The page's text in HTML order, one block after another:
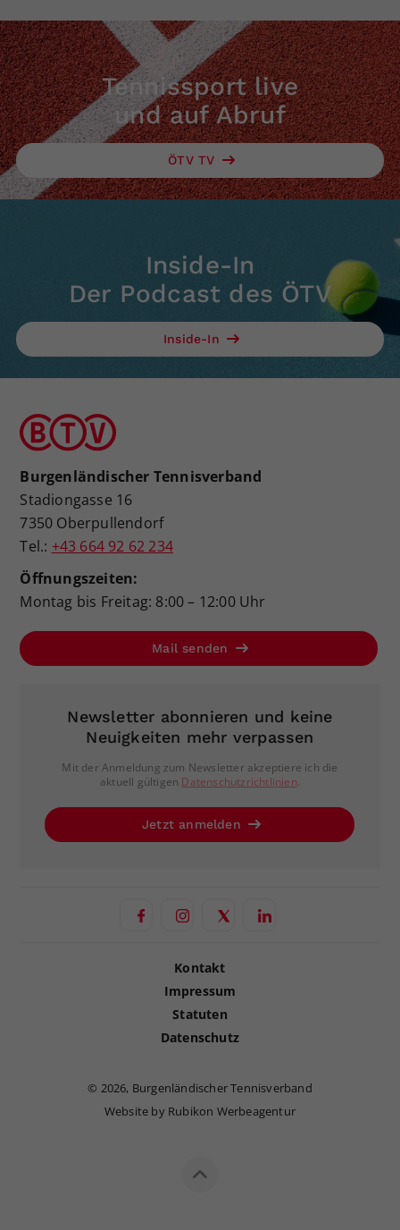
Tennissport live
und auf Abruf
ÖTV TV
Inside-In
Der Podcast des ÖTV
Inside-In
Burgenländischer Tennisverband
Stadiongasse 16
7350 Oberpullendorf
Tel.: +43 664 92 62 234
Öffnungszeiten:
Montag bis Freitag: 8:00 – 12:00 Uhr
Mail senden
Newsletter abonnieren und keine
Neuigkeiten mehr verpassen
Mit der Anmeldung zum Newsletter akzeptiere ich die
aktuell gültigen Datenschutzrichtlinien.
Jetzt anmelden
Kontakt
Impressum
Statuten
Datenschutz
© 2026, Burgenländischer Tennisverband
Website by Rubikon Werbeagentur